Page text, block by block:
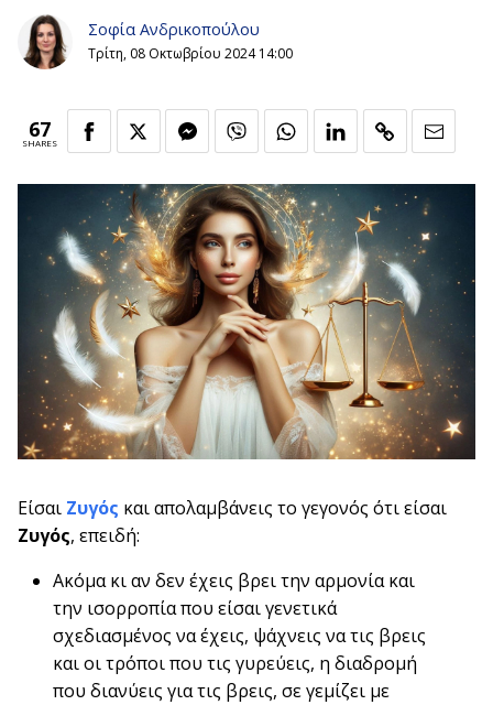
Σοφία Ανδρικοπούλου
Τρίτη, 08 Οκτωβρίου 2024 14:00
67
SHARES
Είσαι Ζυγός και απολαμβάνεις το γεγονός ότι είσαι
Ζυγός, επειδή:
Ακόμα κι αν δεν έχεις βρει την αρμονία και
την ισορροπία που είσαι γενετικά
σχεδιασμένος να έχεις, ψάχνεις να τις βρεις
και οι τρόποι που τις γυρεύεις, η διαδρομή
που διανύεις για τις βρεις, σε γεμίζει με